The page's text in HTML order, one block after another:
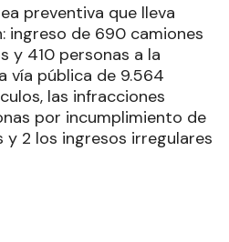
preventiva que lleva
ingreso de 690 camiones
y 410 personas a la
vía pública de 9.564
las infracciones
por incumplimiento de
y 2 los ingresos irregulares